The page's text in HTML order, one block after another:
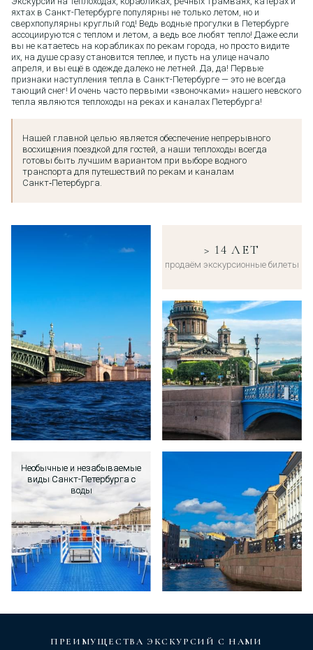
яхтах в Санкт-Петербурге популярны не только летом, но и
сверхпопулярны круглый год! Ведь водные прогулки в Петербурге
ассоциируются с теплом и летом, а ведь все любят тепло! Даже если
вы не катаетесь на корабликах по рекам города, но просто видите
их, на душе сразу становится теплее, и пусть на улице начало
апреля, и вы ещё в одежде далеко не летней. Да, да! Первые
признаки наступления тепла в Санкт-Петербурге — это не всегда
тающий снег! И очень часто первыми «звоночками» нашего невского
тепла являются теплоходы на реках и каналах Петербурга!
Нашей главной целью является обеспечение непрерывного
восхищения поездкой для гостей, а наши теплоходы всегда
готовы быть лучшим вариантом при выборе водного
транспорта для путешествий по рекам и каналам
Санкт‑Петербурга.
> 14 ЛЕТ
продаём экскурсионные билеты
Необычные и незабываемые
виды Санкт-Петербурга с
воды
> 14 ЛЕТ
продаём экскурсионные билеты
Необычные и незабываемые
виды Санкт-Петербурга с
воды
ПРЕИМУЩЕСТВА ЭКСКУРСИЙ С НАМИ